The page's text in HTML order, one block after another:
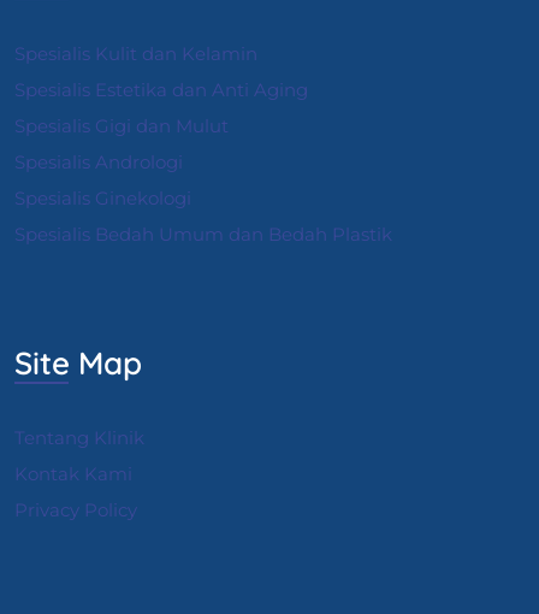
Spesialis Kulit dan Kelamin
Spesialis Estetika dan Anti Aging
Spesialis Gigi dan Mulut
Spesialis Andrologi
Spesialis Ginekologi
Spesialis Bedah Umum dan Bedah Plastik
Site Map
Tentang Klinik
Kontak Kami
Privacy Policy